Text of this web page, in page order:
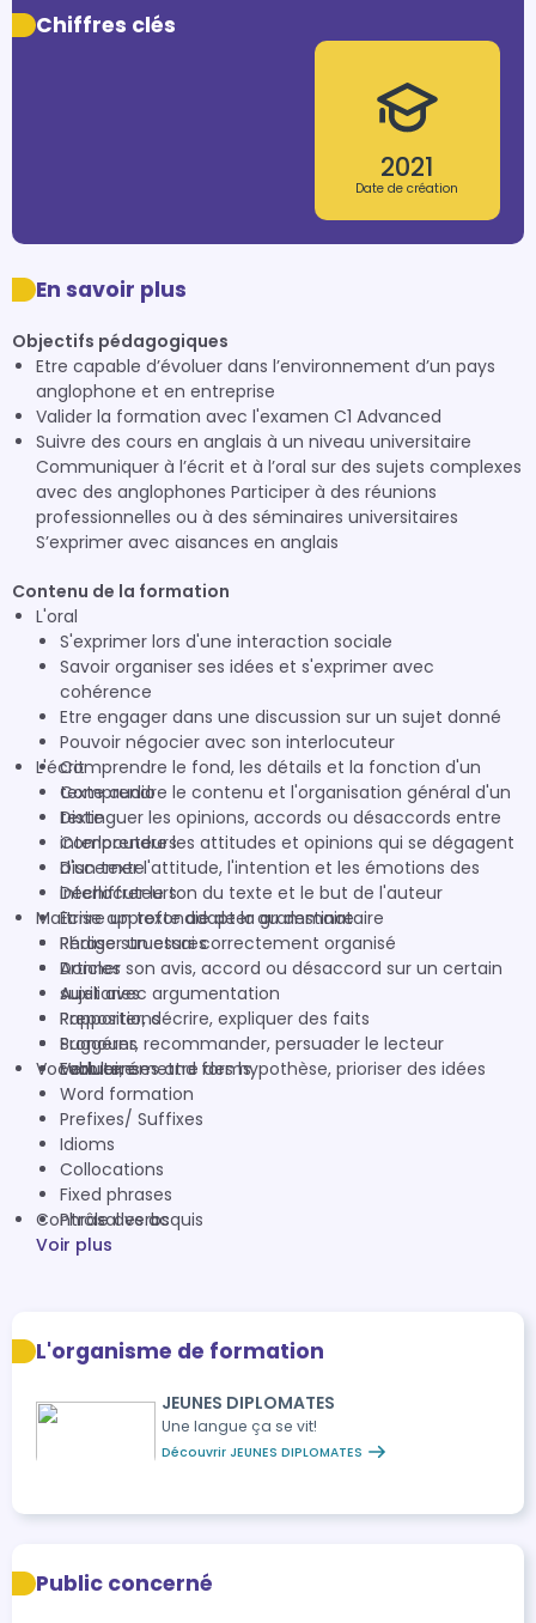
Chiffres clés
2021
Date de création
En savoir plus
Objectifs pédagogiques
Etre capable d’évoluer dans l’environnement d’un pays
anglophone et en entreprise
Valider la formation avec l'examen C1 Advanced
Suivre des cours en anglais à un niveau universitaire
Communiquer à l’écrit et à l’oral sur des sujets complexes
avec des anglophones Participer à des réunions
professionnelles ou à des séminaires universitaires
S’exprimer avec aisances en anglais
Contenu de la formation
L'oral
S'exprimer lors d'une interaction sociale
Savoir organiser ses idées et s'exprimer avec
cohérence
Etre engager dans une discussion sur un sujet donné
Pouvoir négocier avec son interlocuteur
Comprendre le fond, les détails et la fonction d'un
texte audio
Distinguer les opinions, accords ou désaccords entre
interlocuteurs
Discerner l'attitude, l'intention et les émotions des
interlocuteurs
L'écrit
Comprendre le contenu et l'organisation général d'un
texte
Comprendre les attitudes et opinions qui se dégagent
d'un texte
Déchiffrer le ton du texte et le but de l'auteur
Ecrire un texte adapter au destinataire
Rédiger un essai correctement organisé
Donner son avis, accord ou désaccord sur un certain
sujet avec argumentation
Rapporter, décrire, expliquer des faits
Suggérer, recommander, persuader le lecteur
Evaluer, émettre des hypothèse, prioriser des idées
Maîtrise approfondie de la grammaire
Phrase structures
Articles
Auxiliaries
Prepositions
Pronouns
Verb tenses and forms
Vocabulaire
Word formation
Prefixes/ Suffixes
Idioms
Collocations
Fixed phrases
Phrasal verbs
Contrôle des acquis
Voir plus
L'organisme de formation
JEUNES DIPLOMATES
Une langue ça se vit!
Découvrir JEUNES DIPLOMATES
Public concerné